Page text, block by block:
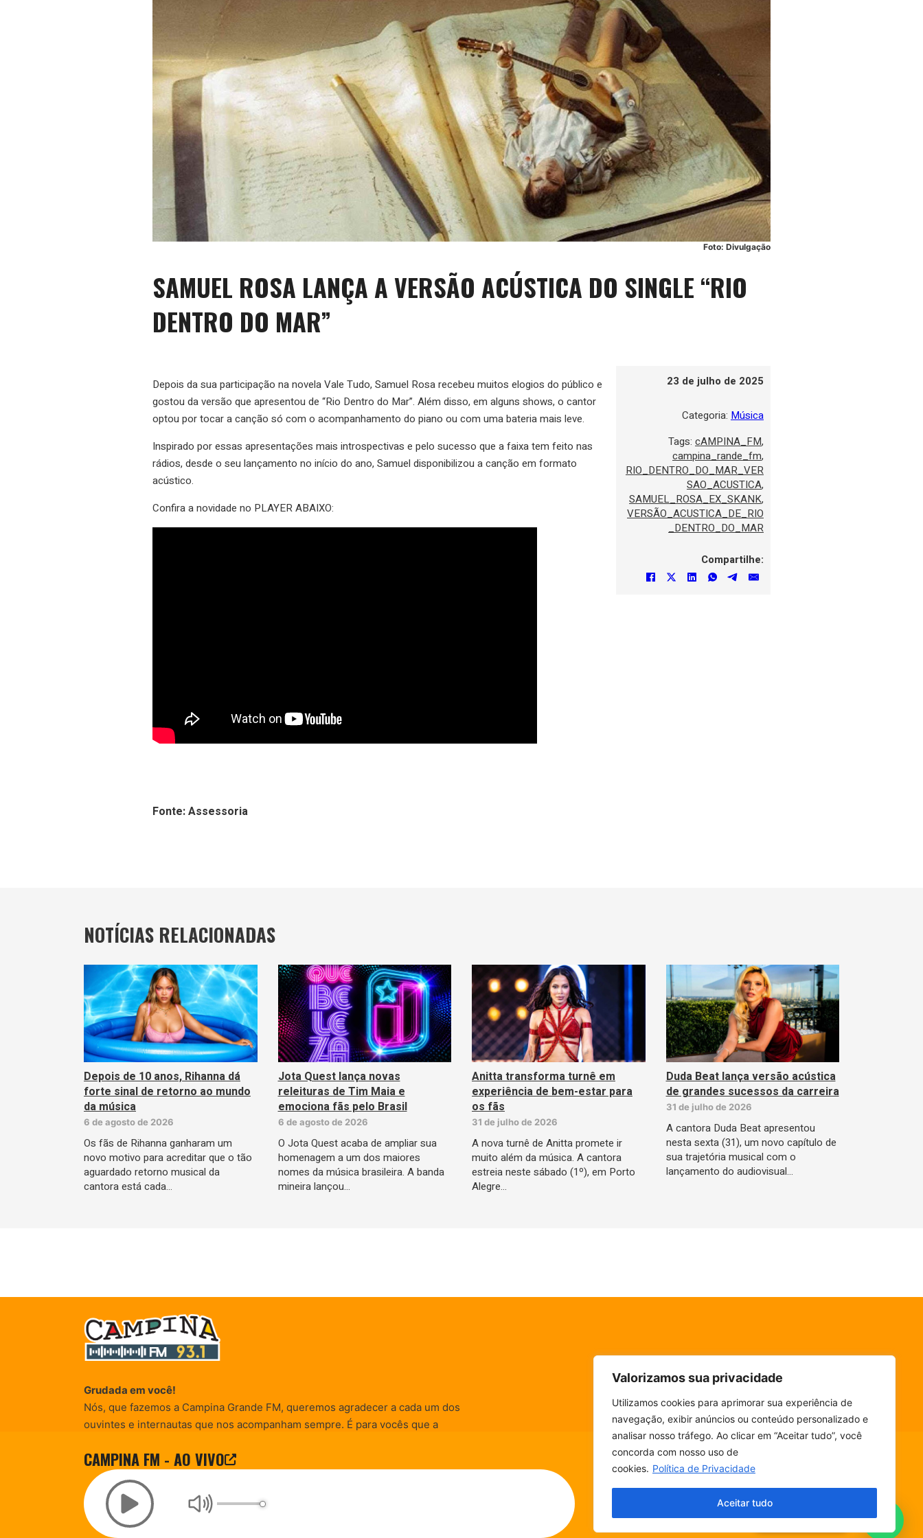
Valorizamos sua privacidade
Utilizamos cookies para aprimorar sua experiência de
navegação, exibir anúncios ou conteúdo personalizado e
analisar nosso tráfego. Ao clicar em “Aceitar tudo”, você
concorda com nosso uso de
cookies. Política de Privacidade
Aceitar tudo
CAMPINA FM - AO VIVO
ESCUTE SEM PARAR! BAIXE O NOSSO APP.
Foto: Divulgação
SAMUEL ROSA LANÇA A VERSÃO ACÚSTICA DO SINGLE “RIO
DENTRO DO MAR”
Depois da sua participação na novela Vale Tudo, Samuel Rosa recebeu muitos elogios do público e
gostou da versão que apresentou de “Rio Dentro do Mar”. Além disso, em alguns shows, o cantor
optou por tocar a canção só com o acompanhamento do piano ou com uma bateria mais leve.
Inspirado por essas apresentações mais introspectivas e pelo sucesso que a faixa tem feito nas
rádios, desde o seu lançamento no início do ano, Samuel disponibilizou a canção em formato
acústico.
Confira a novidade no PLAYER ABAIXO:
Fonte: Assessoria
23 de julho de 2025
Categoria: Música
Tags: cAMPINA_FM,
campina_rande_fm,
RIO_DENTRO_DO_MAR_VER
SAO_ACUSTICA,
SAMUEL_ROSA_EX_SKANK,
VERSÃO_ACUSTICA_DE_RIO
_DENTRO_DO_MAR
Compartilhe:
NOTÍCIAS RELACIONADAS
Depois de 10 anos, Rihanna dá
forte sinal de retorno ao mundo
da música
6 de agosto de 2026
Os fãs de Rihanna ganharam um
novo motivo para acreditar que o tão
aguardado retorno musical da
cantora está cada…
Jota Quest lança novas
releituras de Tim Maia e
emociona fãs pelo Brasil
6 de agosto de 2026
O Jota Quest acaba de ampliar sua
homenagem a um dos maiores
nomes da música brasileira. A banda
mineira lançou…
Anitta transforma turnê em
experiência de bem-estar para
os fãs
31 de julho de 2026
A nova turnê de Anitta promete ir
muito além da música. A cantora
estreia neste sábado (1º), em Porto
Alegre…
Duda Beat lança versão acústica
de grandes sucessos da carreira
31 de julho de 2026
A cantora Duda Beat apresentou
nesta sexta (31), um novo capítulo de
sua trajetória musical com o
lançamento do audiovisual…
Grudada em você!
Nós, que fazemos a Campina Grande FM, queremos agradecer a cada um dos
ouvintes e internautas que nos acompanham sempre. É para vocês que a
entretenimento, promocionais e de conscientização) são realizadas.
© Campina FM 1978 – 2026.Termos de Uso
Desenvolvido pela
Fala, ouvinte!